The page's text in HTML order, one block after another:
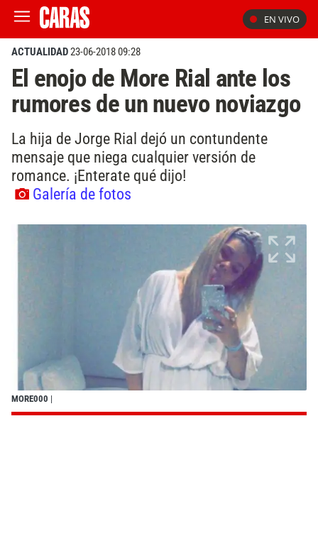
EN VIVO
ACTUALIDAD23-06-2018 09:28
El enojo de More Rial ante los
rumores de un nuevo noviazgo
La hija de Jorge Rial dejó un contundente
mensaje que niega cualquier versión de
romance. ¡Enterate qué dijo!
Galería de fotos
MORE000 |